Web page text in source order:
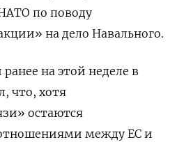
по поводу
на дело Навального.
на этой неделе в
что, хотя
остаются
между ЕС и